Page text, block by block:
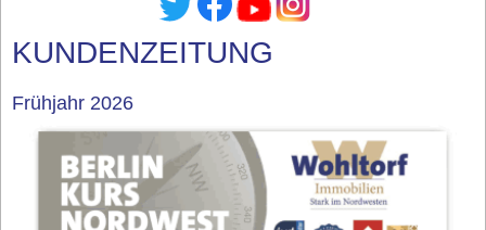
KUNDENZEITUNG
Frühjahr 2026